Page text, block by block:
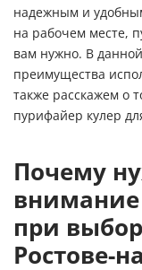
надежным и
на рабочем месте,
вам нужно. В
преимущества
также расскажем о
пурифайер кулер
Почему
при
Ростове-